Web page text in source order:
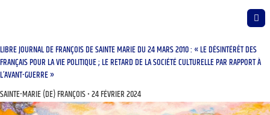
LIBRE JOURNAL DE FRANÇOIS DE SAINTE MARIE DU 24 MARS 2010 : « LE DÉSINTÉRÊT DES
FRANÇAIS POUR LA VIE POLITIQUE ; LE RETARD DE LA SOCIÉTÉ CULTURELLE PAR RAPPORT À
L’AVANT-GUERRE »
SAINTE-MARIE (DE) FRANÇOIS 24 FÉVRIER 2024